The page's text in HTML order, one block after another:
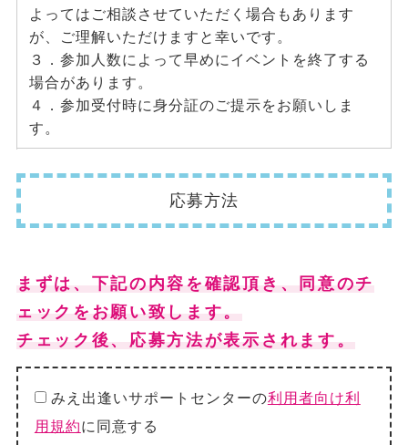
よってはご相談させていただく場合もあります
が、ご理解いただけますと幸いです。
３．参加人数によって早めにイベントを終了する
場合があります。
４．参加受付時に身分証のご提示をお願いしま
す。
応募方法
まずは、下記の内容を確認頂き、同意のチ
ェックをお願い致します。
チェック後、応募方法が表示されます。
みえ出逢いサポートセンターの利用者向け利
用規約に同意する